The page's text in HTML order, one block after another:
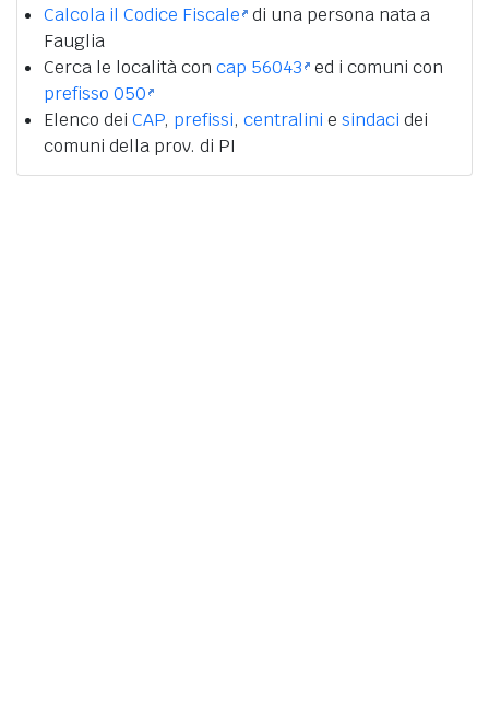
Calcola il Codice Fiscale di una persona nata a
Fauglia
Cerca le località con cap 56043 ed i comuni con
prefisso 050
Elenco dei CAP, prefissi, centralini e sindaci dei
comuni della prov. di PI